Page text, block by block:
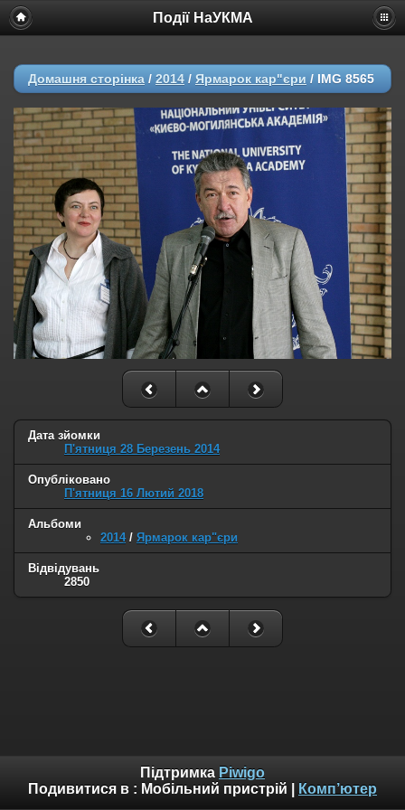
Події НаУКМА
Домашня сторінка / 2014 / Ярмарок кар"єри / IMG 8565
Дата зйомки
П'ятниця 28 Березень 2014
Опубліковано
П'ятниця 16 Лютий 2018
Альбоми
2014/ Ярмарок кар"єри
Відвідувань
2850
Підтримка Piwigo
Подивитися в : Мобільний пристрій Комп’ютер